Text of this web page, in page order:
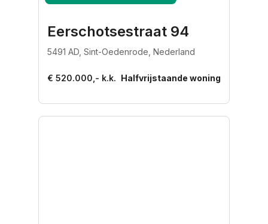
Eerschotsestraat 94
5491 AD, Sint-Oedenrode, Nederland
€ 520.000,- k.k. Halfvrijstaande woning